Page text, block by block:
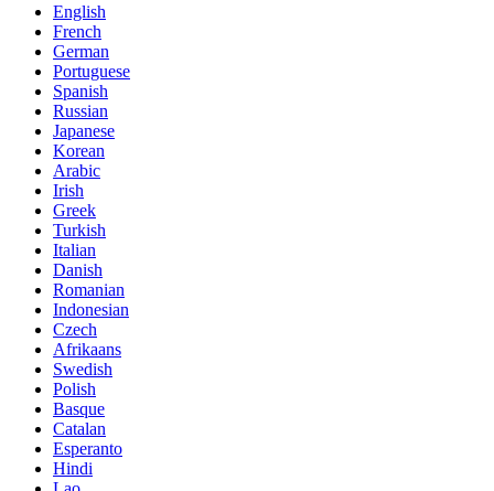
English
French
German
Portuguese
Spanish
Russian
Japanese
Korean
Arabic
Irish
Greek
Turkish
Italian
Danish
Romanian
Indonesian
Czech
Afrikaans
Swedish
Polish
Basque
Catalan
Esperanto
Hindi